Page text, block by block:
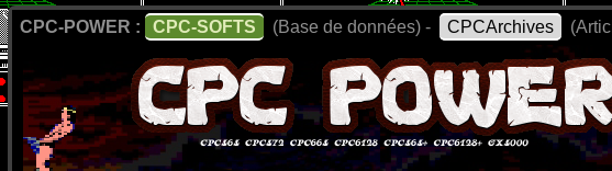
CPC-POWER : CPC-SOFTS (Base de données) - CPCArchives